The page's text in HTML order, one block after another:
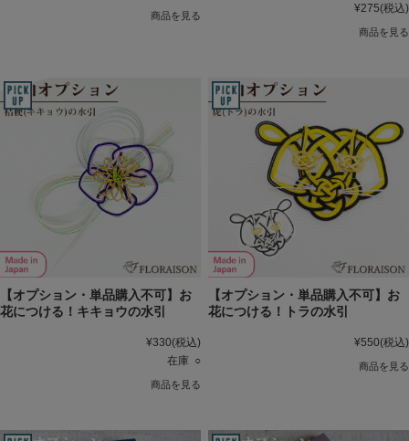
商品を見る
¥275(税込)
商品を見る
【オプション・単品購入不可】お
花につける！キキョウの水引
¥330(税込)
在庫 ○
商品を見る
【オプション・単品購入不可】お
花につける！トラの水引
¥550(税込)
商品を見る